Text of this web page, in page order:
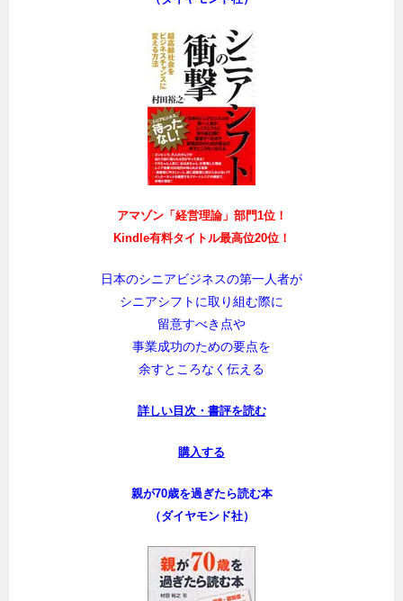
アマゾン「経営理論」部門1位！
Kindle有料タイトル最高位20位！
日本のシニアビジネスの第一人者が
シニアシフトに取り組む際に
留意すべき点や
事業成功のための要点を
余すところなく伝える
詳しい目次・書評を読む
購入する
親が70歳を過ぎたら読む本
（ダイヤモンド社）